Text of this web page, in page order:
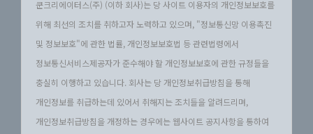
쿤크리에이터스(주) (이하 회사)는 당 사이트 이용자의 개인정보보호를
위해 최선의 조치를 취하고자 노력하고 있으며, "정보통신망 이용촉진
및 정보보호"에 관한 법률, 개인정보보호법 등 관련법령에서
정보통신서비스제공자가 준수해야 할 개인정보보호에 관한 규정들을
충실히 이행하고 있습니다. 회사는 당 개인정보취급방침을 통해
개인정보를 취급하는데 있어서 취해지는 조치들을 알려드리며,
개인정보취급방침을 개정하는 경우에는 웹사이트 공지사항을 통하여